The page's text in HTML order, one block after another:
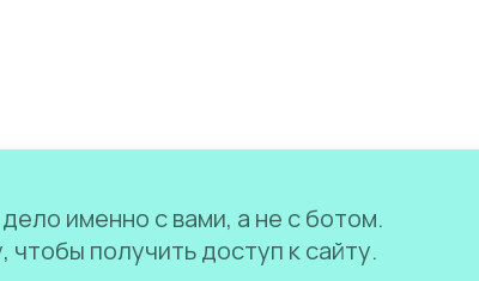
именно с вами, а не с ботом.
получить доступ к сайту.